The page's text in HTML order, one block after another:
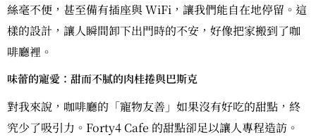
絲毫不便，甚至備有插座與 WiFi，讓我們能自在地停留。這
樣的設計，讓人瞬間卸下出門時的不安，好像把家搬到了咖
啡廳裡。
味蕾的寵愛：甜而不膩的肉桂捲與巴斯克
對我來說，咖啡廳的「寵物友善」如果沒有好吃的甜點，終
究少了吸引力。Forty4 Cafe 的甜點卻足以讓人專程造訪。